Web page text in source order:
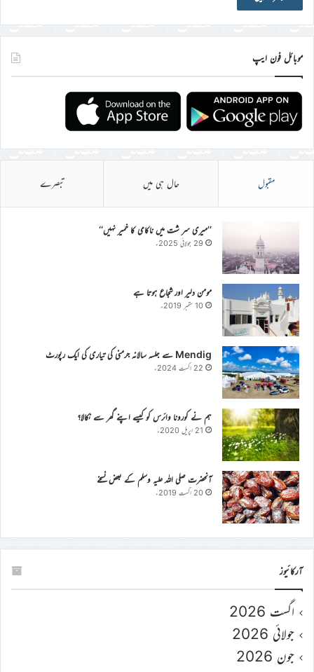
موبائل فون ایپ
مقبول حال ہی میں تبصرے
’’میری سر شت میں ناکامی کا خمیر نہیں‘‘
29 جولائی 2025ء
مومن دلیر اور شجاع ہوتا ہے
10 ستمبر 2019ء
Mendig سے جلسہ سالانہ جرمنی کی تیاری کی ایک رپورٹ
22 اگست 2024ء
ہم نے کورونا وائرس کو کیسے اپنے گھر سے نکالا؟
21 اپریل 2020ء
آنحضرت صلی اللہ علیہ وسلم کے بعض نسخے
20 اگست 2019ء
آرکائیوز
اگست 2026
جولائی 2026
جون 2026